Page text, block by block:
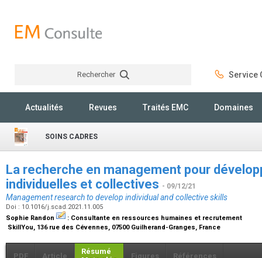
Rechercher Service
Actualités Revues Traités EMC Domaines
SOINS CADRES
La recherche en management pour
individuelles et collectives - 09/12/21
Management research to develop individual and collective skills
Doi : 10.1016/j.scad.2021.11.005
Sophie Randon
: Consultante en ressources humaines et recrutement
SkillYou, 136 rue des Cévennes, 07500 Guilherand-Granges, France
PDF Article
Résumé
Figures Références